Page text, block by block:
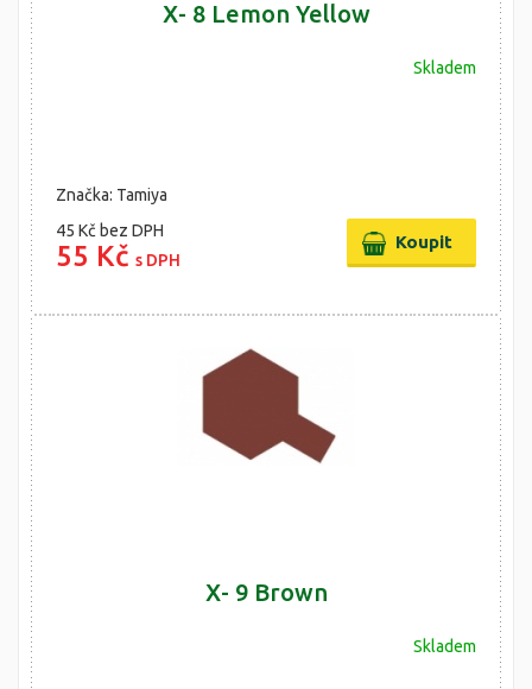
X- 8 Lemon Yellow
Skladem
Značka: Tamiya
45 Kč bez DPH
55 Kč s DPH
X- 9 Brown
Skladem